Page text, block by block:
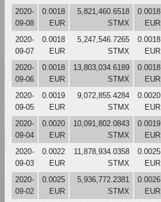
2020-
09-08
0.0018
EUR
5,821,460.6518
STMX
0.0018
EUR
2020-
09-07
0.0018
EUR
5,247,546.7265
STMX
0.0018
EUR
2020-
09-06
0.0018
EUR
13,803,034.6189
STMX
0.0018
EUR
2020-
09-05
0.0019
EUR
9,072,855.4284
STMX
0.0020
EUR
2020-
09-04
0.0020
EUR
10,091,802.0843
STMX
0.0019
EUR
2020-
09-03
0.0022
EUR
11,878,934.0358
STMX
0.0025
EUR
2020-
09-02
0.0025
EUR
5,936,772.2381
STMX
0.0026
EUR